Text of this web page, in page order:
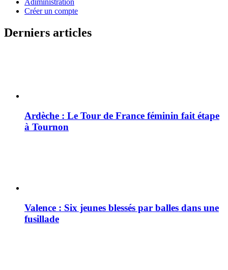
Adiministration
Créer un compte
Derniers articles
Ardèche : Le Tour de France féminin fait étape
à Tournon
Valence : Six jeunes blessés par balles dans une
fusillade